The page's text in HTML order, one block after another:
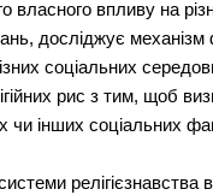
власного впливу на
досліджує механізм
соціальних
рис з тим, щоб
чи інших соціальних
релігієзнавства